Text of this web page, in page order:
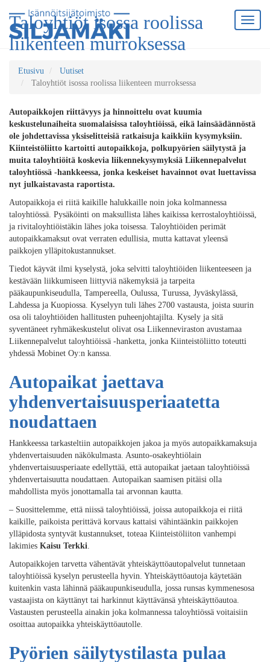
Taloyhtiöt isossa roolissa
liikenteen murroksessa
Etusivu
Uutiset
Taloyhtiöt isossa roolissa liikenteen murroksessa
Autopaikkojen riittävyys ja hinnoittelu ovat kuumia
keskustelunaiheita suomalaisissa taloyhtiöissä, eikä lainsäädännöstä
ole johdettavissa yksiselitteisiä ratkaisuja kaikkiin kysymyksiin.
Kiinteistöliitto kartoitti autopaikkoja, polkupyörien säilytystä ja
muita taloyhtiöitä koskevia liikennekysymyksiä Liikennepalvelut
taloyhtiössä -hankkeessa, jonka keskeiset havainnot ovat luettavissa
nyt julkaistavasta raportista.
Autopaikkoja ei riitä kaikille halukkaille noin joka kolmannessa
taloyhtiössä. Pysäköinti on maksullista lähes kaikissa kerrostaloyhtiöissä,
ja rivitaloyhtiöistäkin lähes joka toisessa. Taloyhtiöiden perimät
autopaikkamaksut ovat verraten edullisia, mutta kattavat yleensä
paikkojen ylläpitokustannukset.
Tiedot käyvät ilmi kyselystä, joka selvitti taloyhtiöiden liikenteeseen ja
kestävään liikkumiseen liittyviä näkemyksiä ja tarpeita
pääkaupunkiseudulla, Tampereella, Oulussa, Turussa, Jyväskylässä,
Lahdessa ja Kuopiossa. Kyselyyn tuli lähes 2700 vastausta, joista suurin
osa oli taloyhtiöiden hallitusten puheenjohtajilta. Kysely ja sitä
syventäneet ryhmäkeskustelut olivat osa Liikenneviraston avustamaa
Liikennepalvelut taloyhtiöissä -hanketta, jonka Kiinteistöliitto toteutti
yhdessä Mobinet Oy:n kanssa.
Autopaikat jaettava
yhdenvertaisuusperiaatetta
noudattaen
Hankkeessa tarkasteltiin autopaikkojen jakoa ja myös autopaikkamaksuja
yhdenvertaisuuden näkökulmasta. Asunto-osakeyhtiölain
yhdenvertaisuusperiaate edellyttää, että autopaikat jaetaan taloyhtiöissä
yhdenvertaisuutta noudattaen. Autopaikan saamisen pitäisi olla
mahdollista myös jonottamalla tai arvonnan kautta.
– Suosittelemme, että niissä taloyhtiöissä, joissa autopaikkoja ei riitä
kaikille, paikoista perittävä korvaus kattaisi vähintäänkin paikkojen
ylläpidosta syntyvät kustannukset, toteaa Kiinteistöliiton vanhempi
lakimies Kaisu Terkki.
Autopaikkojen tarvetta vähentävät yhteiskäyttöautopalvelut tunnetaan
taloyhtiöissä kyselyn perusteella hyvin. Yhteiskäyttöautoja käytetään
kuitenkin vasta lähinnä pääkaupunkiseudulla, jossa runsas kymmenesosa
vastaajista on käyttänyt tai harkinnut käyttävänsä yhteiskäyttöautoa.
Vastausten perusteella ainakin joka kolmannessa taloyhtiössä voitaisiin
osoittaa autopaikka yhteiskäyttöautolle.
Pyörien säilytystilasta pulaa